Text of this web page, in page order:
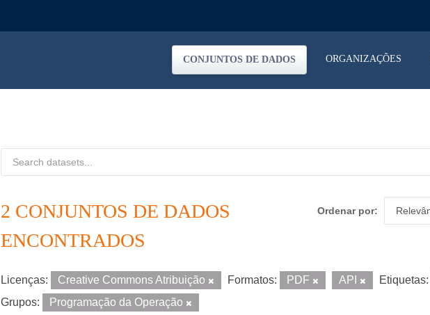
CONJUNTOS DE DADOS ORGANIZAÇÕES
Ordenar por
2 CONJUNTOS DE DADOS
ENCONTRADOS
Licenças: Creative Commons Atribuição Formatos: PDF API Etiquetas:
Grupos:
Programação da Operação